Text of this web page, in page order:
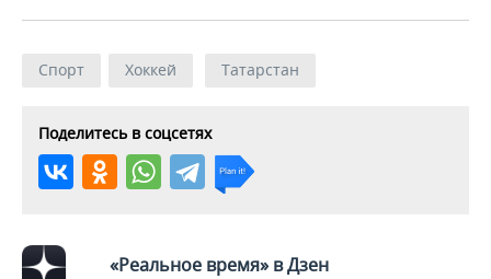
Спорт Хоккей Татарстан
Поделитесь в соцсетях
«Реальное время» в Дзен